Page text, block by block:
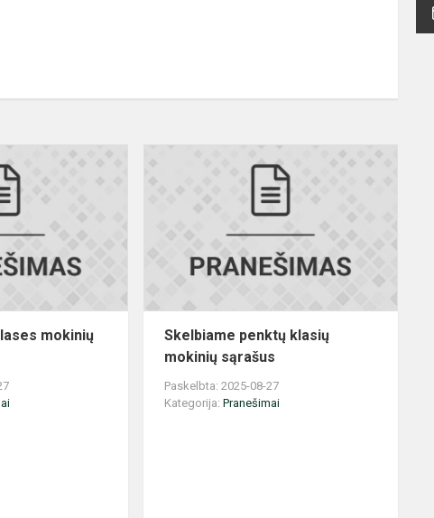
mokinių
Skelbiame penktų klasių
mokinių sąrašus
Paskelbta: 2025-08-27
Kategorija:Pranešimai